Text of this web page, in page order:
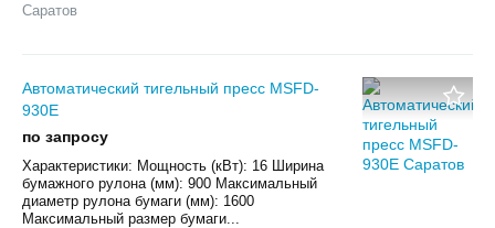
Саратов
Автоматический тигельный пресс MSFD-
930E
по запросу
Характеристики: Мощность (кВт): 16 Ширина
бумажного рулона (мм): 900 Максимальный
диаметр рулона бумаги (мм): 1600
Максимальный размер бумаги...